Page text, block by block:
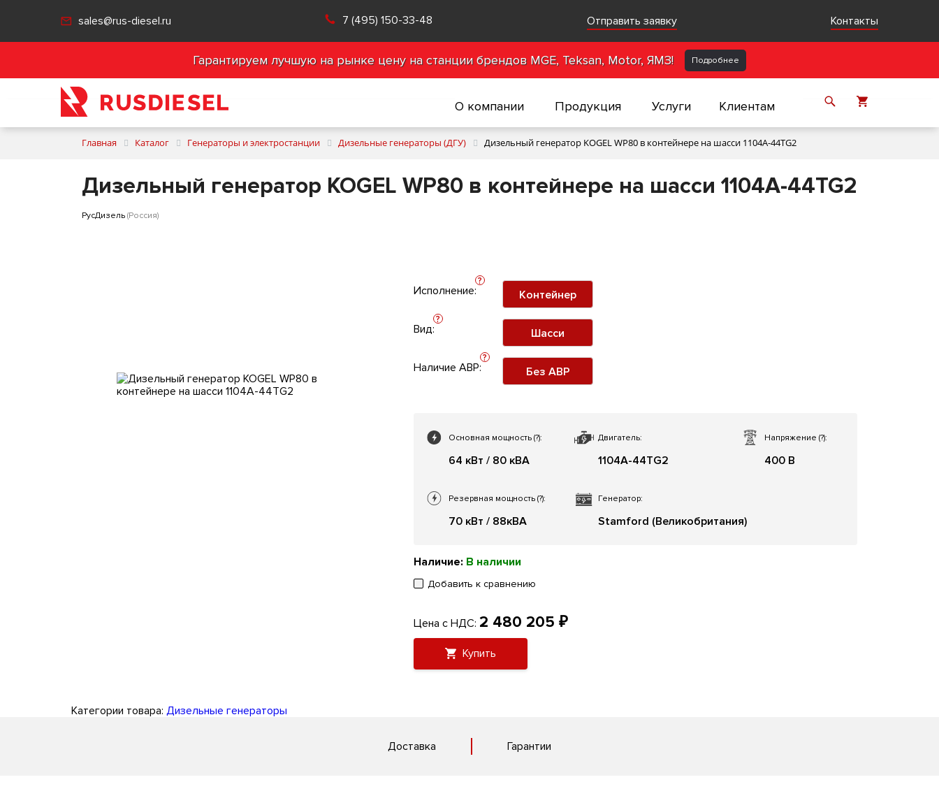
sales@rus-diesel.ru 7 (495) 150-33-48 Отправить заявку Контакты
Гарантируем лучшую на рынке цену на станции брендов MGE, Teksan, Motor, ЯМЗ! Подробнее
О компании Продукция Услуги Клиентам
Главная Каталог Генераторы и электростанции Дизельные генераторы (ДГУ) Дизельный генератор KOGEL WP80 в контейнере на шасси 1104A-44TG2
Дизельный генератор KOGEL WP80 в контейнере на шасси 1104A-44TG2
РусДизель (Россия)
Исполнение:
?
Контейнер
Вид:
?
Шасси
Наличие АВР:
?
Без АВР
Основная мощность (?):
64 кВт / 80 кВА
Двигатель:
1104A-44TG2
Напряжение(?):
400 В
Резервная мощность (?):
70 кВт / 88кВА
Генератор:
Stamford (Великобритания)
Наличие: В наличии
Добавить к сравнению
Цена с НДС: 2 480 205 ₽
Купить
Категории товара: Дизельные генераторы
Доставка Гарантии